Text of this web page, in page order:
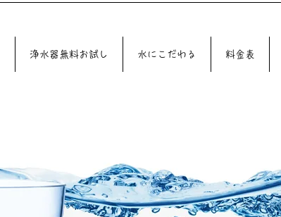
浄水器無料お試し 水にこだわる 料金表